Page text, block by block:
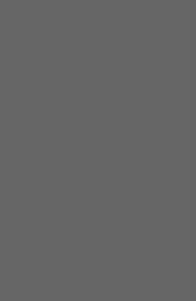
wird verwendet,
zu speichern,
nutzen, und